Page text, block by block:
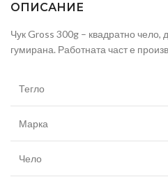
ОПИСАНИЕ
Чук Gross 300g – квадратно чело,
гумирана. Работната част е
Тегло
Марка
Чело